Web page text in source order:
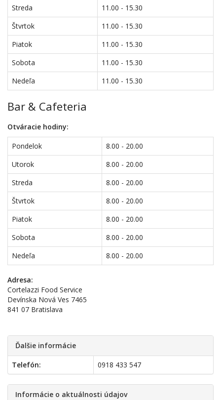
Streda
11.00 - 15.30
Štvrtok
11.00 - 15.30
Piatok
11.00 - 15.30
Sobota
11.00 - 15.30
Nedeľa
11.00 - 15.30
Bar & Cafeteria
Otváracie hodiny:
Pondelok
8.00 - 20.00
Utorok
8.00 - 20.00
Streda
8.00 - 20.00
Štvrtok
8.00 - 20.00
Piatok
8.00 - 20.00
Sobota
8.00 - 20.00
Nedeľa
8.00 - 20.00
Adresa:
Cortelazzi Food Service
Devínska Nová Ves 7465
841 07 Bratislava
Ďalšie informácie
Telefón: 0918 433 547
Informácie o aktuálnosti údajov